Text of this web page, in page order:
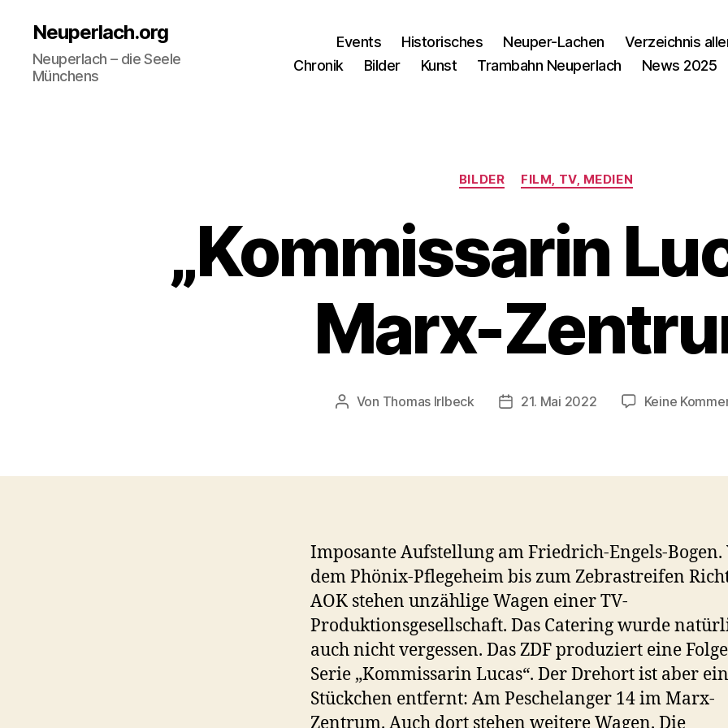
Neuperlach.org
Neuperlach – die Seele
Münchens
Events Historisches Neuper-Lachen Verzeichnis
Chronik
Bilder Kunst Trambahn Neuperlach News 2025
Kategorien
BILDER FILM, TV, MEDIEN
„Kommissarin
Marx-
Beitragsautor
Von Thomas Irlbeck Veröffentlichungsdatum
21. Mai 2022 Keine
Imposante Aufstellung am Friedrich-Engels-Bogen.
dem Phönix-Pflegeheim bis zum Zebrastreifen
AOK stehen unzählige Wagen einer TV-
Produktionsgesellschaft. Das Catering wurde
auch nicht vergessen. Das ZDF produziert eine
Serie „Kommissarin Lucas“. Der Drehort ist aber ein
Stückchen entfernt: Am Peschelanger 14 im Marx-
Zentrum. Auch dort stehen weitere Wagen. Die